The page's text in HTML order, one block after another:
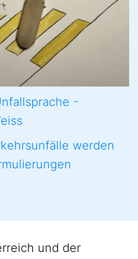
-
werden
und der